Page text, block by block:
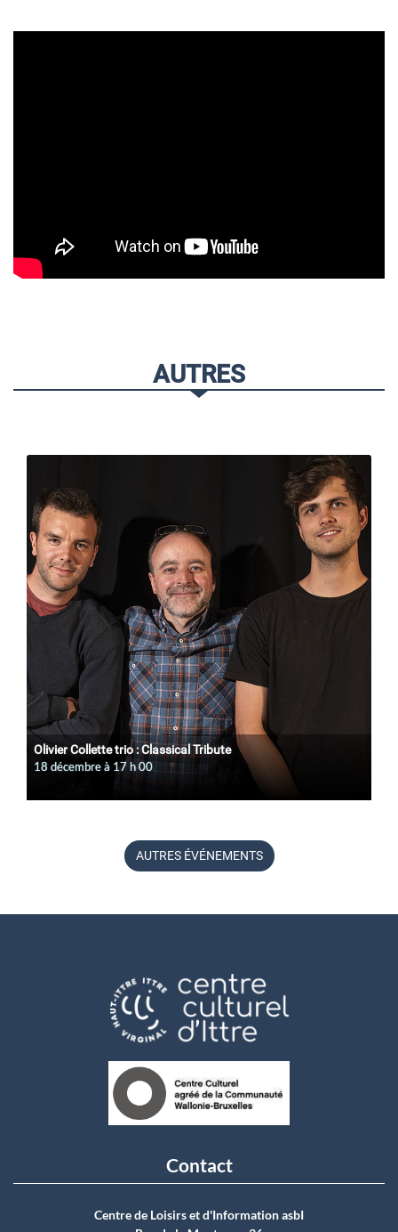
AUTRES
Olivier Collette trio : Classical Tribute
18 décembre à 17 h 00
AUTRES ÉVÉNEMENTS
Contact
Centre de Loisirs et d'Information asbI